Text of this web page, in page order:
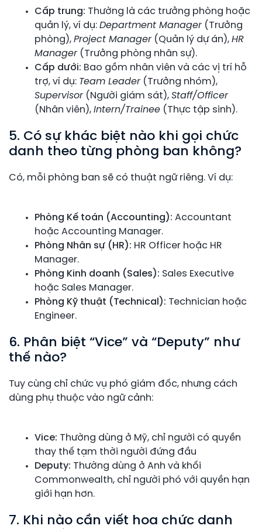
Cấp trung: Thường là các trưởng phòng hoặc
quản lý, ví dụ: Department Manager(Trưởng
phòng), Project Manager(Quản lý dự án), HR
Manager(Trưởng phòng nhân sự).
Cấp dưới: Bao gồm nhân viên và các vị trí hỗ
trợ, ví dụ: Team Leader(Trưởng nhóm),
Supervisor(Người giám sát), Staff/Officer
(Nhân viên), Intern/Trainee (Thực tập sinh).
5. Có sự khác biệt nào khi gọi chức
danh theo từng phòng ban không?
Có, mỗi phòng ban sẽ có thuật ngữ riêng. Ví dụ:
Phòng Kế toán (Accounting): Accountant
hoặc Accounting Manager.
Phòng Nhân sự (HR): HR Officer hoặc HR
Manager.
Phòng Kinh doanh (Sales): Sales Executive
hoặc Sales Manager.
Phòng Kỹ thuật (Technical): Technician hoặc
Engineer.
6. Phân biệt “Vice” và “Deputy” như
thế nào?
Tuy cùng chỉ chức vụ phó giám đốc, nhưng cách
dùng phụ thuộc vào ngữ cảnh:
Vice: Thường dùng ở Mỹ, chỉ người có quyền
thay thế tạm thời người đứng đầu
Deputy: Thường dùng ở Anh và khối
Commonwealth, chỉ người phó với quyền hạn
giới hạn hơn.
7. Khi nào cần viết hoa chức danh